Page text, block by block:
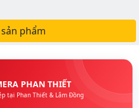
phẩm
PHAN THIẾT
tại Phan Thiết & Lâm Đồng